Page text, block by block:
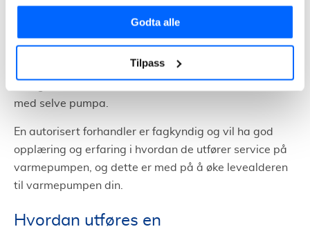
Godta alle
Tilpass
vedlikeholdet som du kan gjøre selv, ettersom de gjør
en del målinger for å se at varmepumpa gjør jobben
med selve pumpa.
En autorisert forhandler er fagkyndig og vil ha god
opplæring og erfaring i hvordan de utfører service på
varmepumpen, og dette er med på å øke levealderen
til varmepumpen din.
Hvordan utføres en